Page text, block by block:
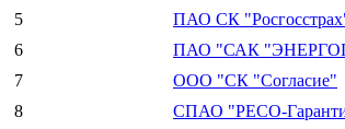
5
ПАО СК
6
ПАО "САК
7
ООО "СК "Согласие"
8
СПАО "РЕСО-